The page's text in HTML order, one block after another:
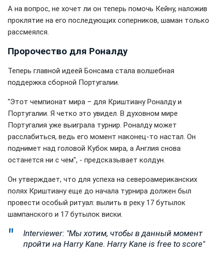
А на вопрос, не хочет ли он теперь помочь Кейну, наложив
проклятие на его последующих соперников, шаман только
рассмеялся.
Пророчество для Роналду
Теперь главной идеей Бонсама стала волшебная
поддержка сборной Португалии.
"Этот чемпионат мира – для Криштиану Роналду и
Португалии. Я четко это увидел. В духовном мире
Португалия уже выиграла турнир. Роналду может
расслабиться, ведь его момент наконец-то настал. Он
поднимет над головой Кубок мира, а Англия снова
останется ни с чем", - предсказывает колдун.
Он утверждает, что для успеха на североамериканских
полях Криштиану еще до начала турнира должен был
провести особый ритуал: вылить в реку 17 бутылок
шампанского и 17 бутылок виски.
Interviewer: "Мы хотим, чтобы в данный момент
пройти на Harry Kane. Harry Kane is free to score"